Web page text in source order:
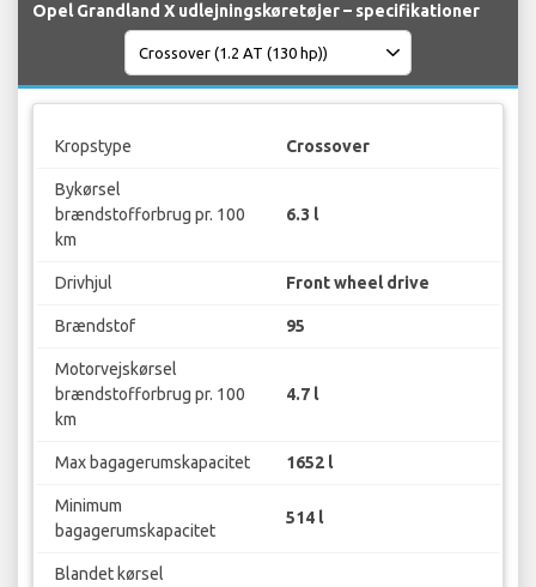
Opel Grandland X udlejningskøretøjer – specifikationer
Kropstype Crossover
Bykørsel
brændstofforbrug pr. 100
km
6.3 l
Drivhjul Front wheel drive
Brændstof 95
Motorvejskørsel
brændstofforbrug pr. 100
km
4.7 l
Max bagagerumskapacitet 1652 l
Minimum
bagagerumskapacitet
514 l
Blandet kørsel